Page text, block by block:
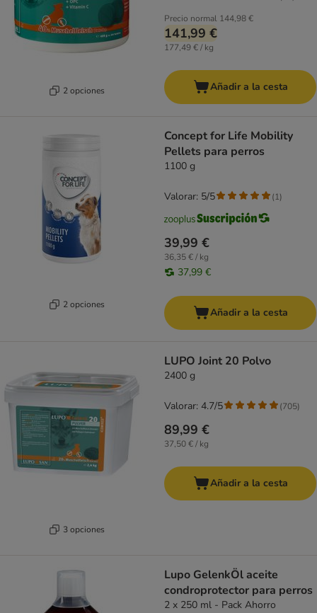
2 opciones
Precio normal 144,98 €
141,99 €
177,49 € / kg
Añadir a la cesta
2 opciones
Concept for Life Mobility
Pellets para perros
1100 g
39,99 €
36,35 € / kg
37,99 €
Valorar: 5/5 (1)
Añadir a la cesta
3 opciones
LUPO Joint 20 Polvo
2400 g
89,99 €
37,50 € / kg
Valorar: 4.7/5 (705)
Añadir a la cesta
Lupo GelenkÖl aceite
condroprotector para perros
2 x 250 ml - Pack Ahorro